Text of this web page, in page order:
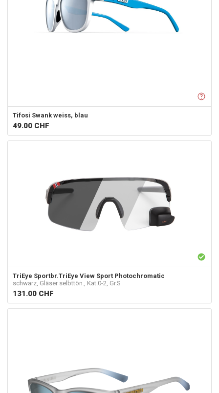
Tifosi Swank weiss, blau
49.00 CHF
TriEye Sportbr.TriEye View Sport Photochromatic
schwarz, Gläser selbttön., Kat.0-2, Gr.S
131.00 CHF